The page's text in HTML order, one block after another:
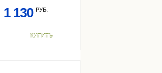
1 130 РУБ.
КУПИТЬ